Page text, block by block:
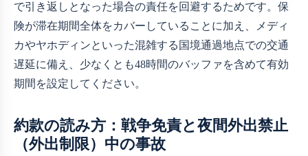
で引き返しとなった場合の責任を回避するためです。保
険が滞在期間全体をカバーしていることに加え、メディ
カやヤホディンといった混雑する国境通過地点での交通
遅延に備え、少なくとも48時間のバッファを含めて有効
期間を設定してください。
約款の読み方：戦争免責と夜間外出禁止
（外出制限）中の事故